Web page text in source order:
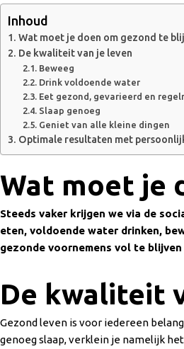
Inhoud
Wat moet je doen om gezond te
De kwaliteit van je leven
Beweeg
Drink voldoende water
Eet gezond, gevarieerd en
Slaap genoeg
Geniet van alle kleine dingen
Optimale resultaten met
Wat moet je
Steeds vaker krijgen we via de
eten, voldoende water drinken,
gezonde voornemens vol te
De kwaliteit
Gezond leven is voor iedereen
genoeg slaap, verklein je namelijk